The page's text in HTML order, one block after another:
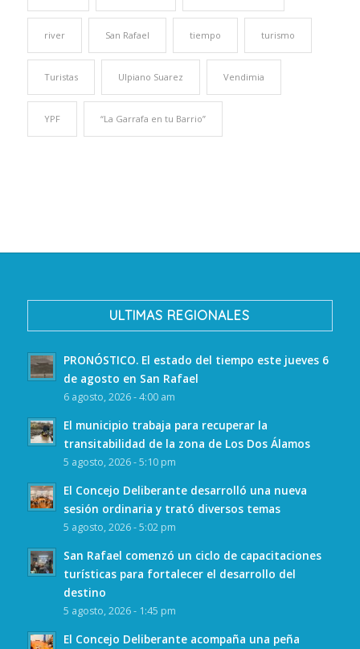
river San Rafael tiempo turismo
Turistas Ulpiano Suarez Vendimia
YPF “La Garrafa en tu Barrio”
ULTIMAS REGIONALES
PRONÓSTICO. El estado del tiempo este jueves 6
de agosto en San Rafael
6 agosto, 2026 - 4:00 am
El municipio trabaja para recuperar la
transitabilidad de la zona de Los Dos Álamos
5 agosto, 2026 - 5:10 pm
El Concejo Deliberante desarrolló una nueva
sesión ordinaria y trató diversos temas
5 agosto, 2026 - 5:02 pm
San Rafael comenzó un ciclo de capacitaciones
turísticas para fortalecer el desarrollo del
destino
5 agosto, 2026 - 1:45 pm
El Concejo Deliberante acompaña una peña